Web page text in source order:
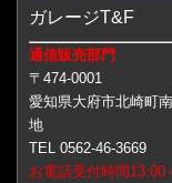
ガレージT&F
通信販売部門
〒474-0001
愛知県大府市北崎町
地
TEL 0562-46-3669
お電話受付時間13:00